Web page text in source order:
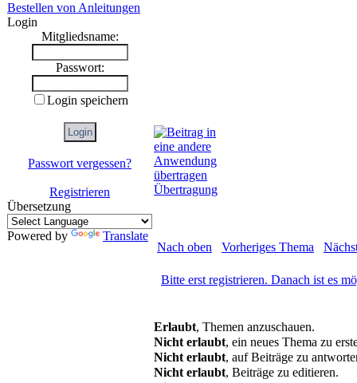
Bestellen von Anleitungen
Login
Mitgliedsname:
Passwort:
Login speichern
Passwort vergessen?
Registrieren
Übersetzung
Powered by Translate
Übertragung
Nach oben Vorheriges Thema
Bitte erst registrieren. Danach ist es
Erlaubt, Themen anzuschauen.
Nicht erlaubt, ein neues Thema zu
Nicht erlaubt, auf Beiträge zu
Nicht erlaubt, Beiträge zu editieren.